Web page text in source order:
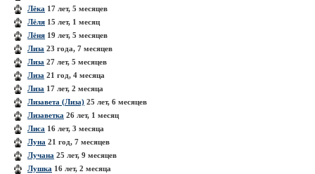
Лёка 17 лет, 5 месяцев
Лёля 15 лет, 1 месяц
Лёня 19 лет, 5 месяцев
Лиза 23 года, 7 месяцев
Лиза 27 лет, 5 месяцев
Лиза 21 год, 4 месяца
Лиза 17 лет, 2 месяца
Лизавета (Лиза) 25 лет, 6 месяцев
Лизаветка 26 лет, 1 месяц
Лиса 16 лет, 3 месяца
Луна 21 год, 7 месяцев
Лучана 25 лет, 9 месяцев
Лушка 16 лет, 2 месяца